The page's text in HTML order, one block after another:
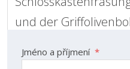
und der
Jméno a příjmení *